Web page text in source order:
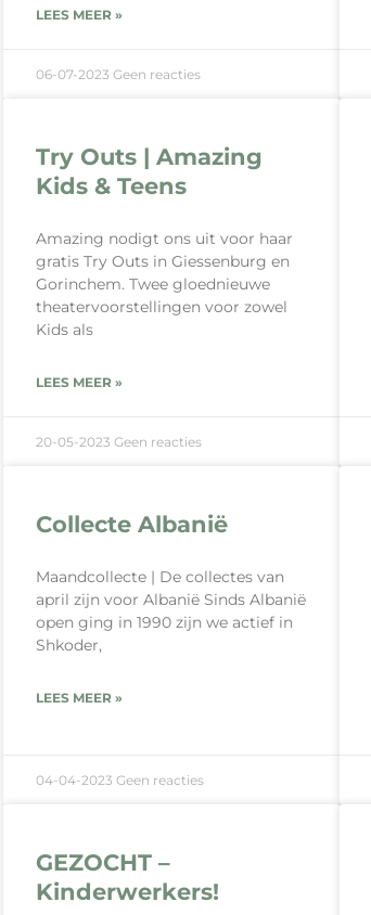
LEES MEER »
06-07-2023 Geen reacties
Try Outs | Amazing
Kids & Teens
Amazing nodigt ons uit voor haar
gratis Try Outs in Giessenburg en
Gorinchem. Twee gloednieuwe
theatervoorstellingen voor zowel
Kids als
LEES MEER »
20-05-2023 Geen reacties
Collecte Albanië
Maandcollecte | De collectes van
april zijn voor Albanië Sinds Albanië
open ging in 1990 zijn we actief in
Shkoder,
LEES MEER »
04-04-2023 Geen reacties
GEZOCHT –
Kinderwerkers!